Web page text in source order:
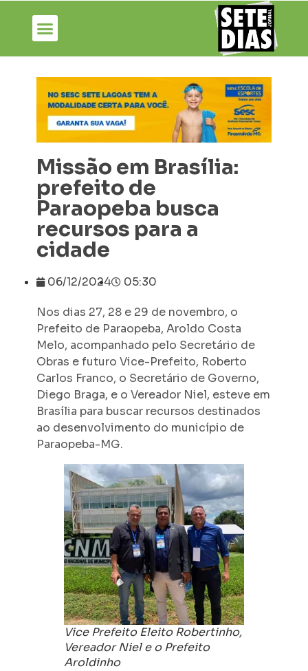
Missão em Brasília:
prefeito de
Paraopeba busca
recursos para a
cidade
06/12/2024 05:30
Nos dias 27, 28 e 29 de novembro, o
Prefeito de Paraopeba, Aroldo Costa
Melo, acompanhado pelo Secretário de
Obras e futuro Vice-Prefeito, Roberto
Carlos Franco, o Secretário de Governo,
Diego Braga, e o Vereador Niel, esteve em
Brasília para buscar recursos destinados
ao desenvolvimento do município de
Paraopeba-MG.
Vice Prefeito Eleito Robertinho,
Vereador Niel e o Prefeito
Aroldinho